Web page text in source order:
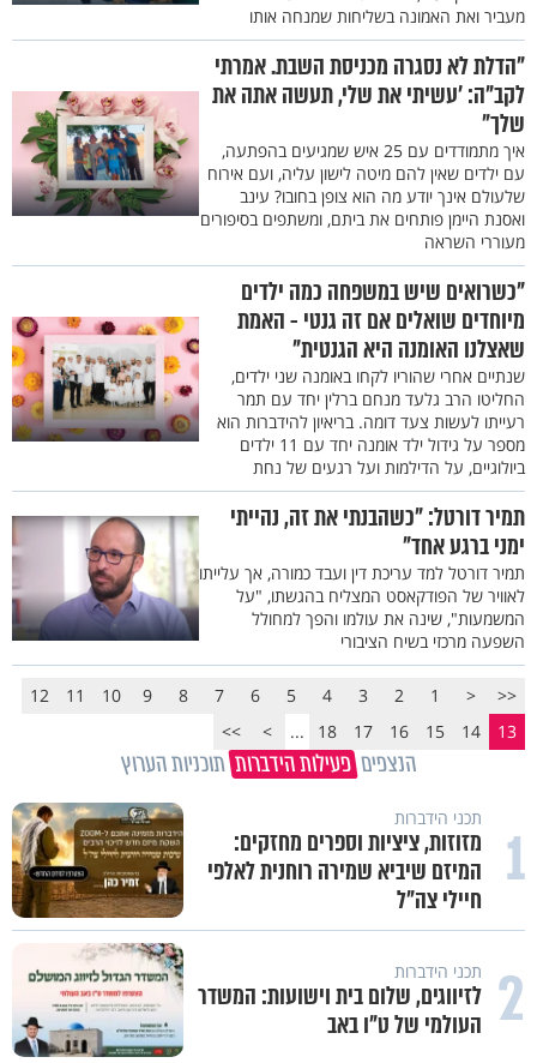
מעביר ואת האמונה בשליחות שמנחה אותו
"הדלת לא נסגרה מכניסת השבת. אמרתי
לקב"ה: 'עשיתי את שלי, תעשה אתה את
שלך"
איך מתמודדים עם 25 איש שמגיעים בהפתעה,
עם ילדים שאין להם מיטה לישון עליה, ועם אירוח
שלעולם אינך יודע מה הוא צופן בחובו? עינב
ואסנת היימן פותחים את ביתם, ומשתפים בסיפורים
מעוררי השראה
"כשרואים שיש במשפחה כמה ילדים
מיוחדים שואלים אם זה גנטי - האמת
שאצלנו האומנה היא הגנטית"
שנתיים אחרי שהוריו לקחו באומנה שני ילדים,
החליטו הרב גלעד מנחם ברלין יחד עם תמר
רעייתו לעשות צעד דומה. בריאיון להידברות הוא
מספר על גידול ילד אומנה יחד עם 11 ילדים
ביולוגיים, על הדילמות ועל רגעים של נחת
תמיר דורטל: "כשהבנתי את זה, נהייתי
ימני ברגע אחד"
תמיר דורטל למד עריכת דין ועבד כמורה, אך עלייתו
לאוויר של הפודקאסט המצליח בהגשתו, "על
המשמעות", שינה את עולמו והפך למחולל
השפעה מרכזי בשיח הציבורי
<<
<
1
2
3
4
5
6
7
8
9
10
11
12
13
14
15
16
17
18
...
>
>>
הנצפים פעילות הידברות תוכניות הערוץ
1 תכני הידברות
מזוזות, ציציות וספרים מחזקים:
המיזם שיביא שמירה רוחנית לאלפי
חיילי צה"ל
2 תכני הידברות
לזיווגים, שלום בית וישועות: המשדר
העולמי של ט"ו באב